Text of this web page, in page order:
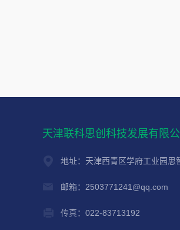
天津联科思创科技发展有限公
地址：天津西青区学府工业园思
邮箱：2503771241@qq.com
传真：022-83713192